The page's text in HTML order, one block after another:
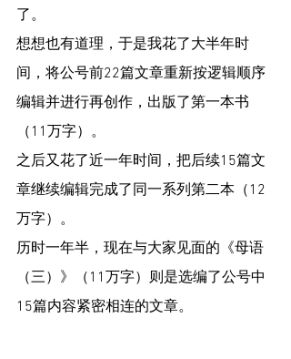
了。
想想也有道理，于是我花了大半年时
间，将公号前22篇文章重新按逻辑顺序
编辑并进行再创作，出版了第一本书
（11万字）。
之后又花了近一年时间，把后续15篇文
章继续编辑完成了同一系列第二本（12
万字）。
历时一年半，现在与大家见面的《母语
（三）》（11万字）则是选编了公号中
15篇内容紧密相连的文章。